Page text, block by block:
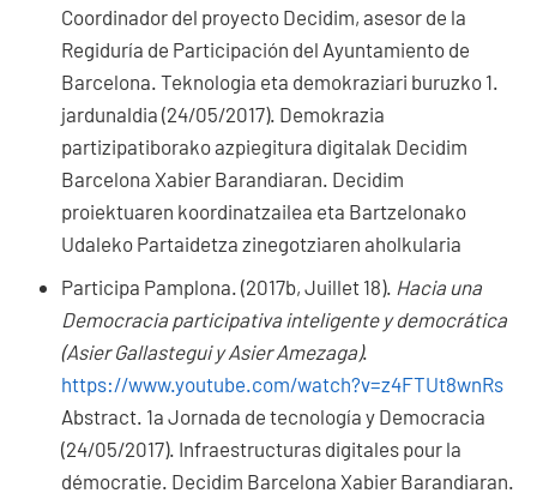
Coordinador del proyecto Decidim, asesor de la
Regiduría de Participación del Ayuntamiento de
Barcelona. Teknologia eta demokraziari buruzko 1.
jardunaldia (24/05/2017). Demokrazia
partizipatiborako azpiegitura digitalak Decidim
Barcelona Xabier Barandiaran. Decidim
proiektuaren koordinatzailea eta Bartzelonako
Udaleko Partaidetza zinegotziaren aholkularia
Participa Pamplona. (2017b, Juillet 18). Hacia una
Democracia participativa inteligente y democrática
(Asier Gallastegui y Asier Amezaga).
https://www.youtube.com/watch?v=z4FTUt8wnRs
Abstract. 1a Jornada de tecnología y Democracia
(24/05/2017). Infraestructuras digitales pour la
démocratie. Decidim Barcelona Xabier Barandiaran.